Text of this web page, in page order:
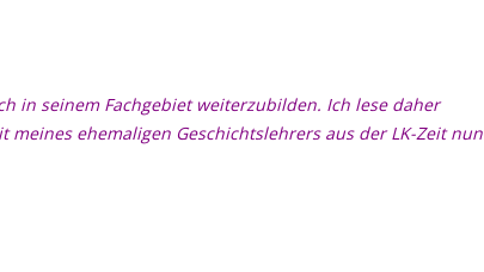
in seinem Fachgebiet weiterzubilden. Ich lese daher
ehemaligen Geschichtslehrers aus der LK-Zeit nun